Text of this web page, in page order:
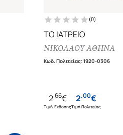
(0)
ΤΟ ΙΑΤΡΕΙΟ
ΝΙΚΟΛΑΟΥ ΑΘΗΝΑ
Κωδ. Πολιτείας:1920-0306
2.66€
Τιμή Έκδοσης
2.00€
Τιμή Πολιτείας